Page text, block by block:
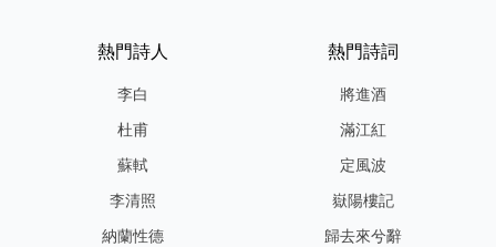
熱門詩人
李白
杜甫
蘇軾
李清照
納蘭性德
熱門詩詞
將進酒
滿江紅
定風波
嶽陽樓記
歸去來兮辭